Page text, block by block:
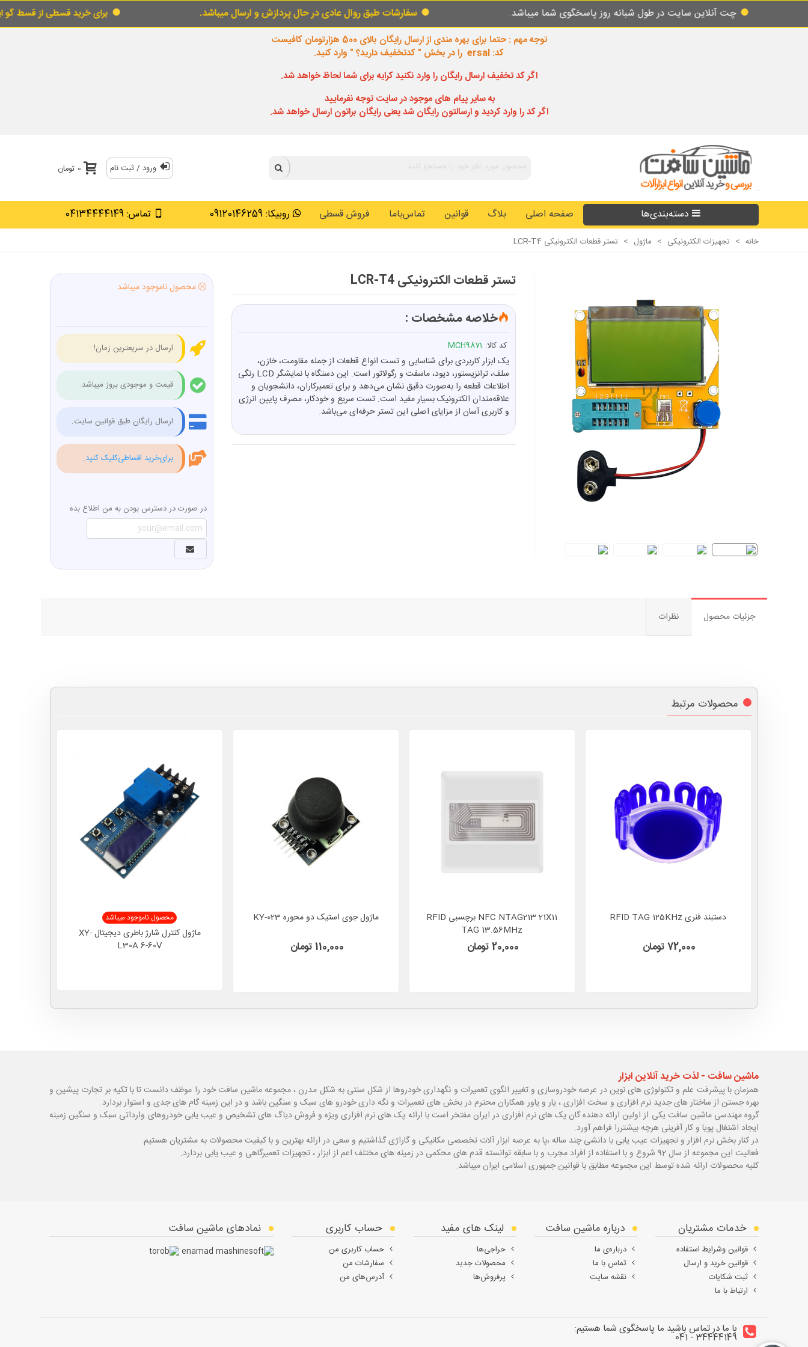
چت آنلاین سایت در طول شبانه روز پاسخگوی شما میباشد. سفارشات طبق روال عادی در حال پردازش و ارسال میباشد.
برای خرید قسطی از قسط گو اینجارا لمس کنید
توجه مهم : حتما برای بهره مندی از ارسال رایگان بالای 500 هزارتومان کافیست
کد: ersal را در بخش " کدتخفیف دارید؟ " وارد کنید.
اگر کد تخفیف ارسال رایگان را وارد نکنید کرایه برای شما لحاظ خواهد شد.
به سایر پیام های موجود در سایت توجه نفرمایید
اگر کد را وارد کردید و ارسالتون رایگان شد یعنی رایگان براتون ارسال خواهد شد.
ورود / ثبت نام 0 تومان
دسته‌بندی‌ها روبیکا: 09120146259 تماس: 04134444149 صفحه اصلی بلاگ قوانین تماس‌باما فروش قسطی
خانه > تجهیزات الکترونیکی > ماژول > تستر قطعات الکترونیکی LCR-T4
تستر قطعات الکترونیکی LCR-T4
خلاصه مشخصات :
کد کالا: MCH9871
یک ابزار کاربردی برای شناسایی و تست انواع قطعات از جمله مقاومت، خازن،
سلف، ترانزیستور، دیود، ماسفت و رگولاتور است. این دستگاه با نمایشگر LCD رنگی
اطلاعات قطعه را به‌صورت دقیق نشان می‌دهد و برای تعمیرکاران، دانشجویان و
علاقه‌مندان الکترونیک بسیار مفید است. تست سریع و خودکار، مصرف پایین انرژی
و کاربری آسان از مزایای اصلی این تستر حرفه‌ای می‌باشد.
محصول ناموجود میباشد
ارسال در سریعترین زمان!
قیمت و موجودی بروز میباشد.
ارسال رایگان طبق قوانین سایت.
برای‌خرید اقساطی‌کلیک کنید.
در صورت در دسترس بودن به من اطلاع بده
جزئیات محصول نظرات
محصولات مرتبط
دستبند فنری RFID TAG 125KHz
72,000 تومان
NFC NTAG213 21X11 برچسبی RFID
TAG 13.56MHz
20,000 تومان
ماژول جوی استیک دو محوره KY-023
110,000 تومان
محصول ناموجود میباشد
ماژول کنترل شارژ باطری دیجیتال XY-
L30A 6-60V
ماشین سافت - لذت خرید آنلاین ابزار
همزمان با پیشرفت علم و تکنولوژی های نوین در عرصه خودروسازی و تغییر الگوی تعمیرات و نگهداری خودروها از شکل سنتی به شکل مدرن ، مجموعه ماشین سافت خود را موظف دانست تا با تکیه بر تجارت پیشین و
بهره جستن از ساختار های جدید نرم افزاری و سخت افزاری ، یار و یاور همکاران محترم در بخش های تعمیرات و نگه داری خودرو های سبک و سنگین باشد و در این زمینه گام های جدی و استوار بردارد.
گروه مهندسی ماشین سافت یکی از اولین ارائه دهنده گان پک های نرم افزاری در ایران مفتخر است با ارائه پک های نرم افزاری ویژه و فروش دیاگ های تشخیص و عیب یابی خودروهای وارداتی سبک و سنگین زمینه
ایجاد اشتغال پویا و کار آفرینی هرچه بیشتررا فراهم آورد.
در کنار بخش نرم افزار و تجهیزات عیب یابی با دانشی چند ساله ،پابه عرصه ابزار آلات تخصصی مکانیکی و گاراژی گذاشتیم و سعی در ارائه بهترین و با کیفیت محصولات به مشتریان هستیم.
فعالیت این مجموعه از سال 92 شروع و با استفاده از افراد مجرب و با سابقه توانسته قدم های محکمی در زمینه های مختلف اعم از ابزار ، تجهیزات تعمیرگاهی و عیب یابی بردارد.
کلیه محصولات ارائه شده توسط این مجموعه مطابق با قوانین جمهوری اسلامی ایران میباشد.
خدمات مشتریان
قوانین وشرایط استفاده
قوانین خرید و ارسال
ثبت شکایات
ارتباط با ما
درباره ماشین سافت
درباره‌ی ما
تماس با ما
نقشه سایت
لینک های مفید
حراجی‌ها
محصولات جدید
پرفروش‌ها
حساب کاربری
حساب کاربری من
سفارشات من
آدرس‌های من
نمادهای ماشین سافت
با ما در تماس باشید ما پاسخگوی شما هستیم:
34444149 - 041